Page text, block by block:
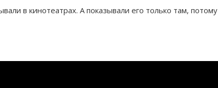
в кинотеатрах. А показывали его только там, потому